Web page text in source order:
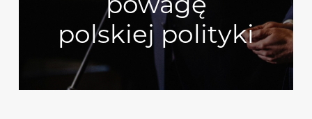
polskiej polityki